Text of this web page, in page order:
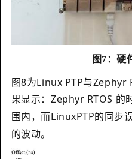
图7：硬
图8为Linux PTP与Zephyr
果显示：Zephyr RTOS 的
围内，而LinuxPTP的同步
的波动。